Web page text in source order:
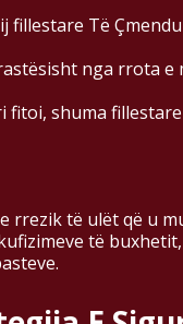
Të
nga rrota e
shuma
rrezik të ulët që u
të